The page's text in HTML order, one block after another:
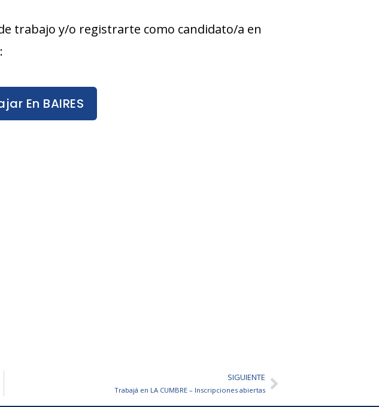
trabajo y/o registrarte como candidato/a en
En BAIRES
SIGUIENTE
Trabajá en LA CUMBRE – Inscripciones abiertasSiguiente